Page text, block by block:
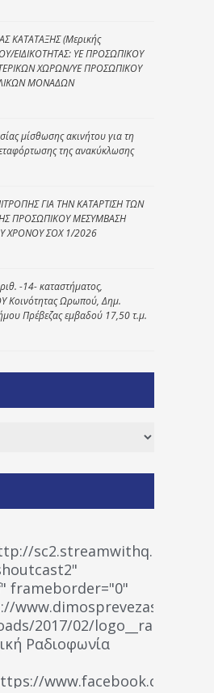
ΚΑΤΑΤΑΞΗΣ (Μερικής
ΕΙΔΙΚΟΤΗΤΑΣ: ΥΕ ΠΡΟΣΩΠΙΚΟΥ
ΧΩΡΩΝ/ΥΕ ΠΡΟΣΩΠΙΚΟΥ
ΜΟΝΑΔΩΝ
μίσθωσης ακινήτου για τη
της ανακύκλωσης
ΓΙΑ ΤΗΝ ΚΑΤΑΡΤΙΣΗ ΤΩΝ
ΠΡΟΣΩΠΙΚΟΥ ΜΕΣΥΜΒΑΣΗ
ΧΡΟΝΟΥ ΣΟΧ 1/2026
-14- καταστήματος,
Κοινότητας Ωρωπού, Δημ.
Πρέβεζας εμβαδού 17,50 τ.μ.
frameborder="0"
www.dimosprevezas.gr/wp-
2017/02/
Ραδιοφωνία
www.facebook.com/